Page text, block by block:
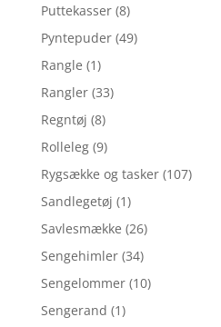
Puttekasser (8)
Pyntepuder (49)
Rangle (1)
Rangler (33)
Regntøj (8)
Rolleleg (9)
Rygsække og tasker (107)
Sandlegetøj (1)
Savlesmække (26)
Sengehimler (34)
Sengelommer (10)
Sengerand (1)